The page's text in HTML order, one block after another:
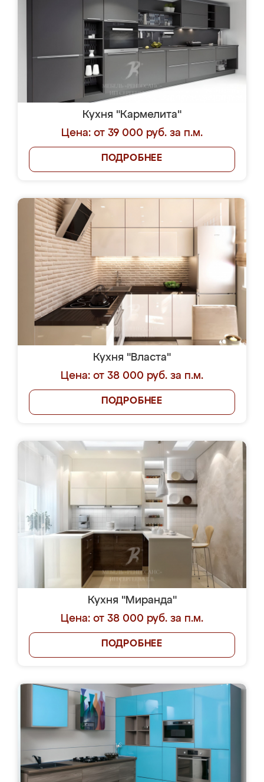
Кухня "Кармелита"
Цена: от 39 000 руб. за п.м.
ПОДРОБНЕЕ
Кухня "Власта"
Цена: от 38 000 руб. за п.м.
ПОДРОБНЕЕ
Кухня "Миранда"
Цена: от 38 000 руб. за п.м.
ПОДРОБНЕЕ